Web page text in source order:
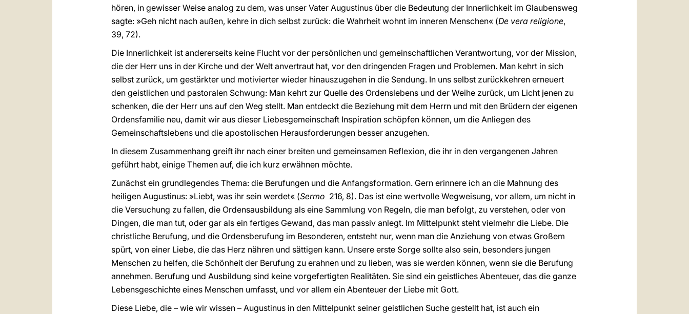
hören, in gewisser Weise analog zu dem, was unser Vater Augustinus über die Bedeutung der Innerlichkeit im Glaubensweg
sagte: »Geh nicht nach außen, kehre in dich selbst zurück: die Wahrheit wohnt im inneren Menschen« (De vera religione,
39, 72).
Die Innerlichkeit ist andererseits keine Flucht vor der persönlichen und gemeinschaftlichen Verantwortung, vor der Mission,
die der Herr uns in der Kirche und der Welt anvertraut hat, vor den dringenden Fragen und Problemen. Man kehrt in sich
selbst zurück, um gestärkter und motivierter wieder hinauszugehen in die Sendung. In uns selbst zurückkehren erneuert
den geistlichen und pastoralen Schwung: Man kehrt zur Quelle des Ordenslebens und der Weihe zurück, um Licht jenen zu
schenken, die der Herr uns auf den Weg stellt. Man entdeckt die Beziehung mit dem Herrn und mit den Brüdern der eigenen
Ordensfamilie neu, damit wir aus dieser Liebesgemeinschaft Inspiration schöpfen können, um die Anliegen des
Gemeinschaftslebens und die apostolischen Herausforderungen besser anzugehen.
In diesem Zusammenhang greift ihr nach einer breiten und gemeinsamen Reflexion, die ihr in den vergangenen Jahren
geführt habt, einige Themen auf, die ich kurz erwähnen möchte.
Zunächst ein grundlegendes Thema: die Berufungen und die Anfangsformation. Gern erinnere ich an die Mahnung des
heiligen Augustinus: »Liebt, was ihr sein werdet« (Sermo 216, 8). Das ist eine wertvolle Wegweisung, vor allem, um nicht in
die Versuchung zu fallen, die Ordensausbildung als eine Sammlung von Regeln, die man befolgt, zu verstehen, oder von
Dingen, die man tut, oder gar als ein fertiges Gewand, das man passiv anlegt. Im Mittelpunkt steht vielmehr die Liebe. Die
christliche Berufung, und die Ordensberufung im Besonderen, entsteht nur, wenn man die Anziehung von etwas Großem
spürt, von einer Liebe, die das Herz nähren und sättigen kann. Unsere erste Sorge sollte also sein, besonders jungen
Menschen zu helfen, die Schönheit der Berufung zu erahnen und zu lieben, was sie werden können, wenn sie die Berufung
annehmen. Berufung und Ausbildung sind keine vorgefertigten Realitäten. Sie sind ein geistliches Abenteuer, das die ganze
Lebensgeschichte eines Menschen umfasst, und vor allem ein Abenteuer der Liebe mit Gott.
Diese Liebe, die – wie wir wissen – Augustinus in den Mittelpunkt seiner geistlichen Suche gestellt hat, ist auch ein